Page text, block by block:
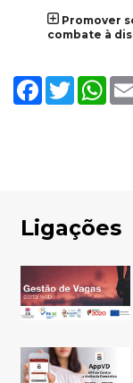
Promover
combate à
FacebookTwitter
Ligações